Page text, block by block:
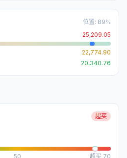
位置: 89%
25,209.05
22,774.90
20,340.76
超买
50 超买 70